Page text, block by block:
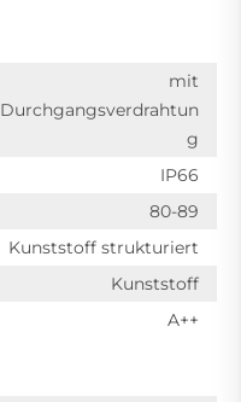
mit
Durchgangsverdrahtun
g
IP66
80-89
Kunststoff strukturiert
Kunststoff
A++